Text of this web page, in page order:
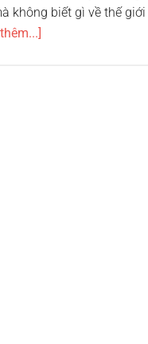
không biết gì về thế giới